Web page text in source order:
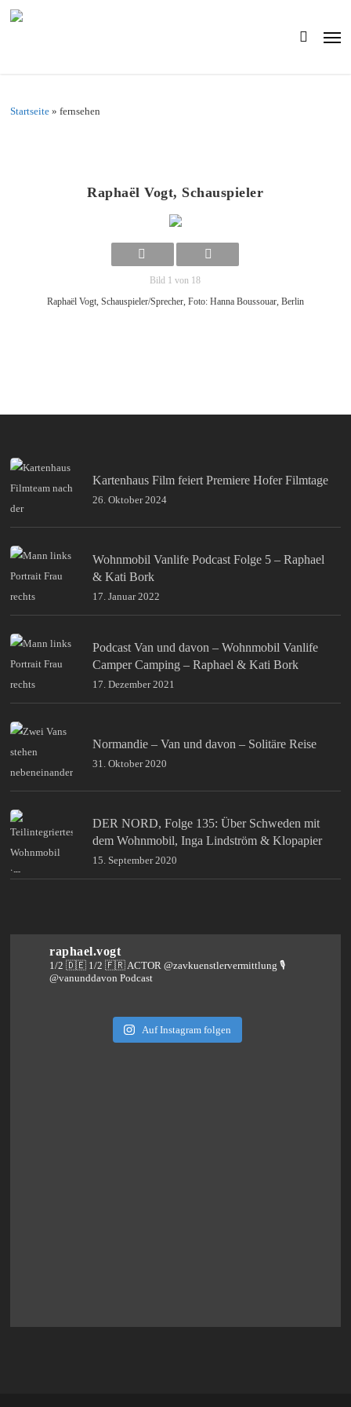
search
Startseite »fernsehen
Raphaël Vogt, Schauspieler
Bild 1 von 18
Raphaël Vogt, Schauspieler/Sprecher, Foto: Hanna Boussouar, Berlin
Kartenhaus Film feiert Premiere Hofer Filmtage
26. Oktober 2024
Wohnmobil Vanlife Podcast Folge 5 – Raphael
& Kati Bork
17. Januar 2022
Podcast Van und davon – Wohnmobil Vanlife
Camper Camping – Raphael & Kati Bork
17. Dezember 2021
Normandie – Van und davon – Solitäre Reise
31. Oktober 2020
DER NORD, Folge 135: Über Schweden mit
dem Wohnmobil, Inga Lindström & Klopapier
15. September 2020
raphael.vogt
1/2 🇩🇪 1/2 🇫🇷 ACTOR @zavkuenstlervermittlung🎙️
@vanunddavon Podcast
Auf Instagram folgen